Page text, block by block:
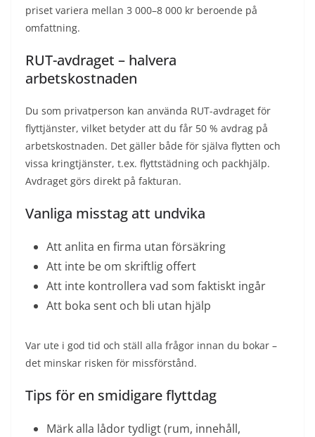
priset variera mellan 3 000–8 000 kr beroende på
omfattning.
RUT-avdraget – halvera
arbetskostnaden
Du som privatperson kan använda RUT-avdraget för
flyttjänster, vilket betyder att du får 50 % avdrag på
arbetskostnaden. Det gäller både för själva flytten och
vissa kringtjänster, t.ex. flyttstädning och packhjälp.
Avdraget görs direkt på fakturan.
Vanliga misstag att undvika
Att anlita en firma utan försäkring
Att inte be om skriftlig offert
Att inte kontrollera vad som faktiskt ingår
Att boka sent och bli utan hjälp
Var ute i god tid och ställ alla frågor innan du bokar –
det minskar risken för missförstånd.
Tips för en smidigare flyttdag
Märk alla lådor tydligt (rum, innehåll,